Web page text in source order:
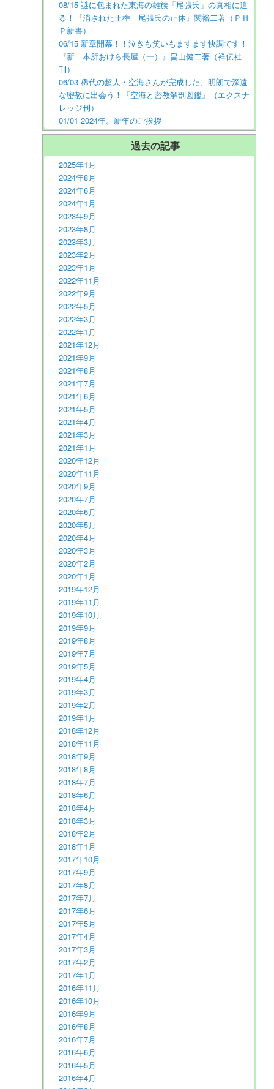
08/15 謎に包まれた東海の雄族「尾張氏」の真相に迫
る！『消された王権 尾張氏の正体』関裕二著（ＰＨ
Ｐ新書）
06/15 新章開幕！！泣きも笑いもますます快調です！
『新 本所おけら長屋（一）』畠山健二著（祥伝社
刊）
06/03 稀代の超人・空海さんが完成した、明朗で深遠
な密教に出会う！『空海と密教解剖図鑑』（エクスナ
レッジ刊）
01/01 2024年。新年のご挨拶
過去の記事
2025年1月
2024年8月
2024年6月
2024年1月
2023年9月
2023年8月
2023年3月
2023年2月
2023年1月
2022年11月
2022年9月
2022年5月
2022年3月
2022年1月
2021年12月
2021年9月
2021年8月
2021年7月
2021年6月
2021年5月
2021年4月
2021年3月
2021年1月
2020年12月
2020年11月
2020年9月
2020年7月
2020年6月
2020年5月
2020年4月
2020年3月
2020年2月
2020年1月
2019年12月
2019年11月
2019年10月
2019年9月
2019年8月
2019年7月
2019年5月
2019年4月
2019年3月
2019年2月
2019年1月
2018年12月
2018年11月
2018年9月
2018年8月
2018年7月
2018年6月
2018年4月
2018年3月
2018年2月
2018年1月
2017年10月
2017年9月
2017年8月
2017年7月
2017年6月
2017年5月
2017年4月
2017年3月
2017年2月
2017年1月
2016年11月
2016年10月
2016年9月
2016年8月
2016年7月
2016年6月
2016年5月
2016年4月